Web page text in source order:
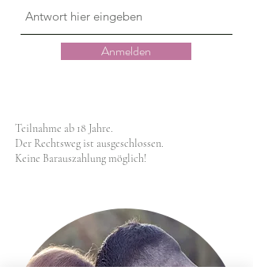
Anmelden
Teilnahme ab 18 Jahre.
Der Rechtsweg ist ausgeschlossen.
Keine Barauszahlung möglich!